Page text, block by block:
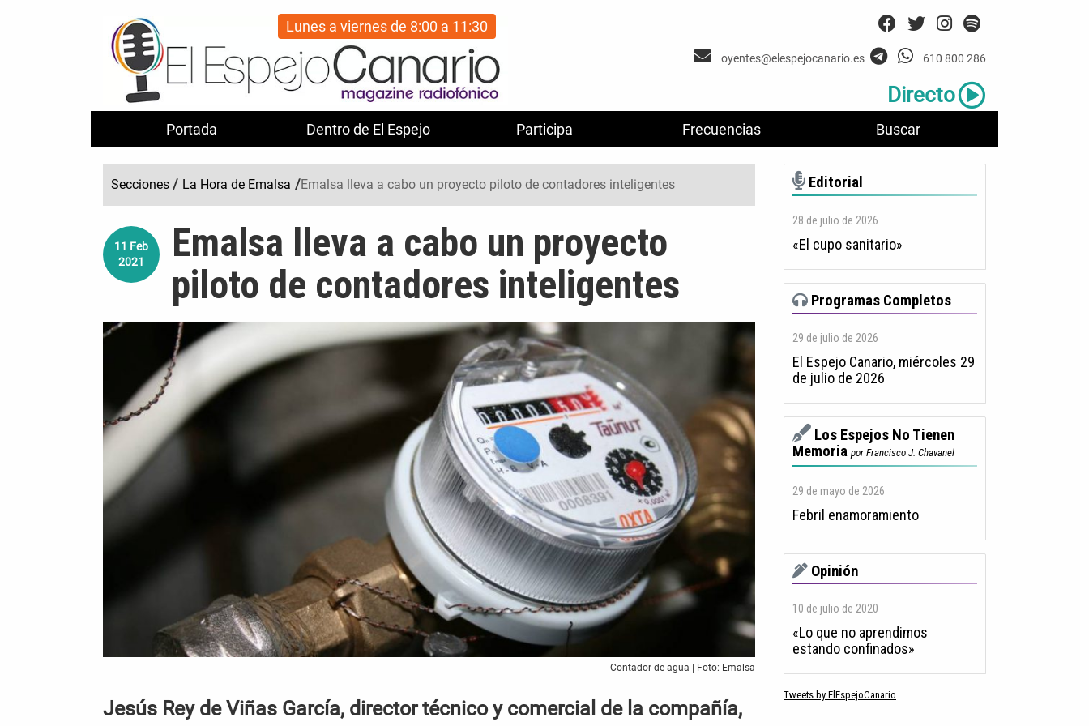
Portada Dentro de El Espejo Participa Frecuencias Buscar
Lunes a viernes de 8:00 a 11:30
oyentes@elespejocanario.es 610 800 286
Directo
Secciones / La Hora de Emalsa /Emalsa lleva a cabo un proyecto piloto de contadores inteligentes
11 Feb
2021
Emalsa lleva a cabo un proyecto
piloto de contadores inteligentes
Contador de agua | Foto: Emalsa
Jesús Rey de Viñas García, director técnico y comercial de la compañía,
Editorial
28 de julio de 2026
«El cupo sanitario»
Programas Completos
29 de julio de 2026
El Espejo Canario, miércoles 29
de julio de 2026
Los Espejos No Tienen
Memoria por Francisco J. Chavanel
29 de mayo de 2026
Febril enamoramiento
Opinión
10 de julio de 2020
«Lo que no aprendimos
estando confinados»
Tweets by ElEspejoCanario